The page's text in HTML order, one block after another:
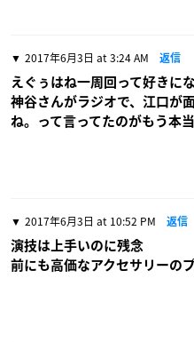
2017年6月3日 at 3:24 AM 返信
えぐぅはね一周回って好きに
神谷さんがラジオで、江口が
ね。って言ってたのがもう本
2017年6月3日 at 10:52 PM 返信
演技は上手いのに残念
前にも高価なアクセサリーの